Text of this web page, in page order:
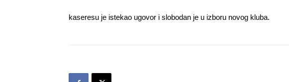
kaseresu je istekao ugovor i slobodan je u izboru novog kluba.